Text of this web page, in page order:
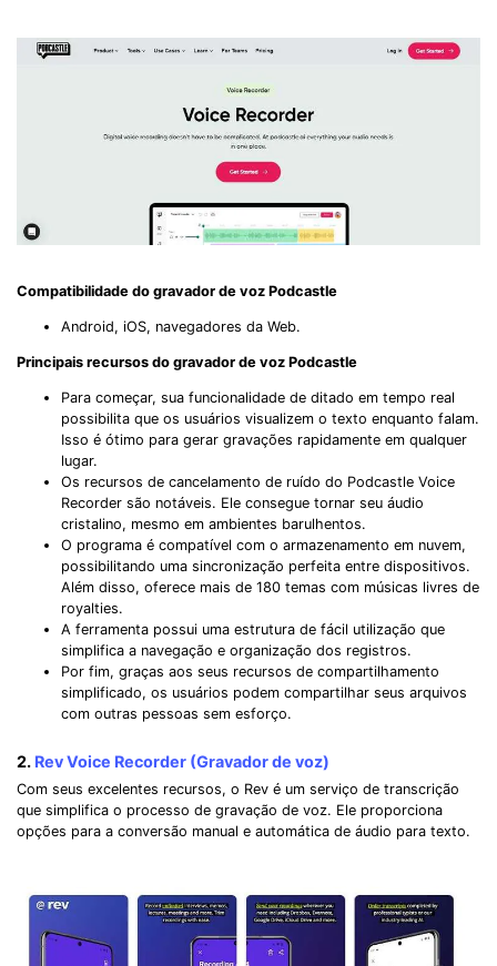
Compatibilidade do gravador de voz Podcastle
Android, iOS, navegadores da Web.
Principais recursos do gravador de voz Podcastle
Para começar, sua funcionalidade de ditado em tempo real
possibilita que os usuários visualizem o texto enquanto falam.
Isso é ótimo para gerar gravações rapidamente em qualquer
lugar.
Os recursos de cancelamento de ruído do Podcastle Voice
Recorder são notáveis. Ele consegue tornar seu áudio
cristalino, mesmo em ambientes barulhentos.
O programa é compatível com o armazenamento em nuvem,
possibilitando uma sincronização perfeita entre dispositivos.
Além disso, oferece mais de 180 temas com músicas livres de
royalties.
A ferramenta possui uma estrutura de fácil utilização que
simplifica a navegação e organização dos registros.
Por fim, graças aos seus recursos de compartilhamento
simplificado, os usuários podem compartilhar seus arquivos
com outras pessoas sem esforço.
2. Rev Voice Recorder (Gravador de voz)
Com seus excelentes recursos, o Rev é um serviço de transcrição
que simplifica o processo de gravação de voz. Ele proporciona
opções para a conversão manual e automática de áudio para texto.